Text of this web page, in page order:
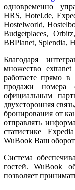
одновременно
HRS, Hotel.de,
Hostelworld,
Budgetplaces,
BBPlanet, Splendia,
Благодаря
множество
работаете прямо в
продажи номера
официальным
двухсторонняя
бронирования от
отправлять
статистике
WuBook Ваш оборот
Система
гостей. WuBook
позволяет